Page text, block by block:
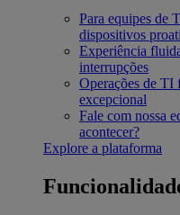
Para equipes de
dispositivos
Experiência
interrupções
Operações de TI
excepcional
Fale com nossa
acontecer?
Explore a plataforma